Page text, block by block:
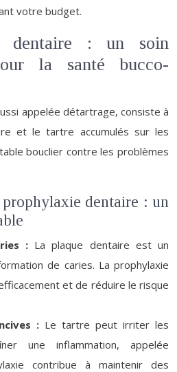
votre budget.
dentaire : un soin
la santé bucco-
appelée détartrage, consiste à
et le tartre accumulés sur les
bouclier contre les problèmes
dentaire : un
: La plaque dentaire est un
de caries. La prophylaxie
et de réduire le risque
: Le tartre peut irriter les
une inflammation, appelée
contribue à maintenir des